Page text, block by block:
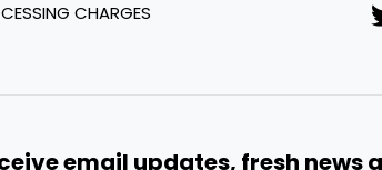
CHARGES
email updates, fresh news